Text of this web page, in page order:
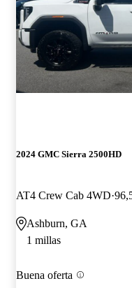
2024 GMC Sierra 2500HD
AT4 Crew Cab 4WD
Ashburn, GA
1 millas
Buena oferta